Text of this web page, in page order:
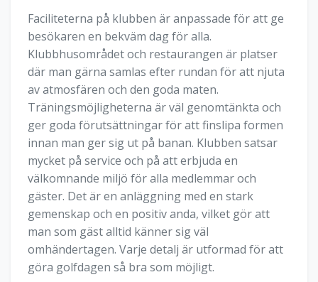
Faciliteterna på klubben är anpassade för att ge
besökaren en bekväm dag för alla.
Klubbhusområdet och restaurangen är platser
där man gärna samlas efter rundan för att njuta
av atmosfären och den goda maten.
Träningsmöjligheterna är väl genomtänkta och
ger goda förutsättningar för att finslipa formen
innan man ger sig ut på banan. Klubben satsar
mycket på service och på att erbjuda en
välkomnande miljö för alla medlemmar och
gäster. Det är en anläggning med en stark
gemenskap och en positiv anda, vilket gör att
man som gäst alltid känner sig väl
omhändertagen. Varje detalj är utformad för att
göra golfdagen så bra som möjligt.